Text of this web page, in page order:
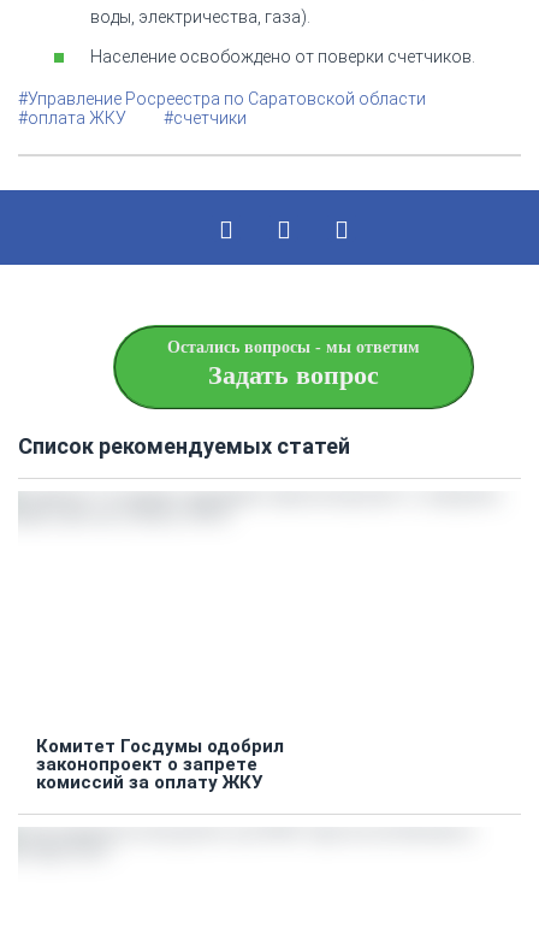
воды, электричества, газа).
Население освобождено от поверки счетчиков.
#Управление Росреестра по Саратовской области
#оплата ЖКУ
#счетчики
Остались вопросы - мы ответим
Задать вопрос
Список рекомендуемых статей
Комитет Госдумы одобрил
законопроект о запрете
комиссий за оплату ЖКУ